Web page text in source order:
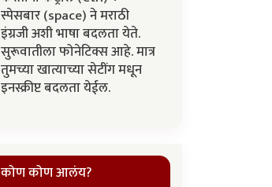
स्पेसबार (space) ने मराठी
इंग्रजी अशी भाषा बदलता येते.
सुरूवातीला फोनेटिक्स आहे. मात्र
तुमच्या खात्याच्या सेटींग मधून
इनस्क्रीप्ट बदलता येईल.
कोण कोण आलंय?